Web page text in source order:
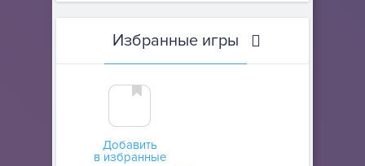
Избранные игры
Добавить
в избранные